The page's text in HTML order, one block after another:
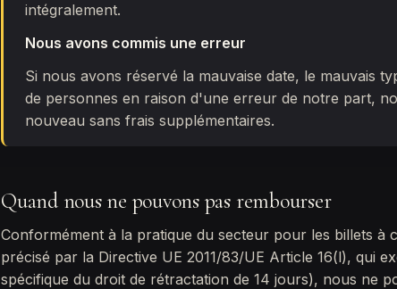
intégralement.
Nous avons commis une erreur
Si nous avons réservé la mauvaise date, le mauvais
de personnes en raison d'une erreur de notre part,
nouveau sans frais supplémentaires.
Quand nous ne pouvons pas rembourser
Conformément à la pratique du secteur pour les billets à
précisé par la Directive UE 2011/83/UE Article 16(l), qui
spécifique du droit de rétractation de 14 jours), nous ne